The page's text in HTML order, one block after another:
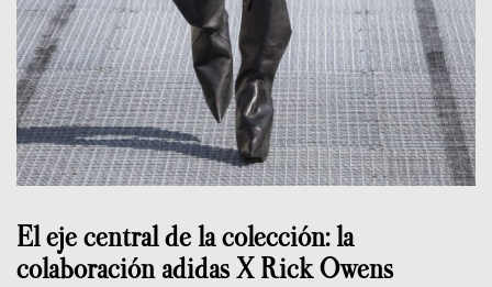
El eje central de la colección: la
colaboración adidas X Rick Owens